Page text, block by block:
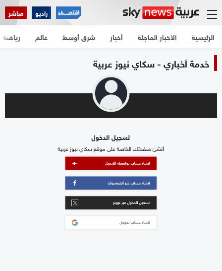
راديو مباشر
الرئيسية الأخبار العاجلة أخبار شرق أوسط عالم رياضة
خدمة أخباري - سكاي نيوز عربية